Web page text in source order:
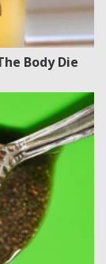
Body Die